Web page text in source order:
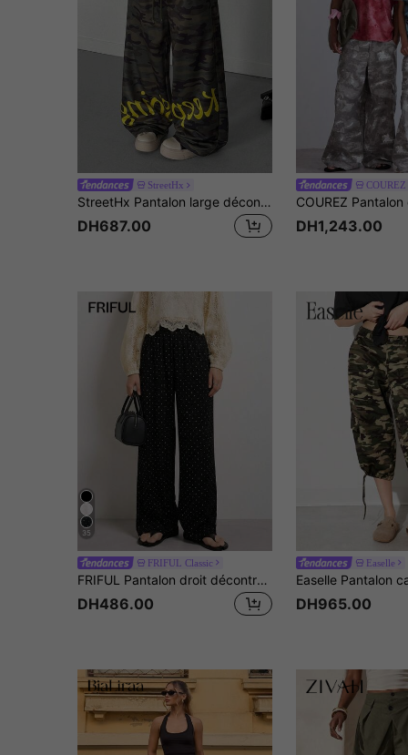
StreetHx
StreetHx Pantalon large décontracté à motif camouflage pour femmes, style rock de rue sexy avec décoration de lettres anglaises
DH687.00
COUREZ
DH1,243.00
35
FRIFUL Classic
FRIFUL Pantalon droit décontracté à taille élastique ample pour tous les jours, été
DH486.00
Easelle
DH965.00